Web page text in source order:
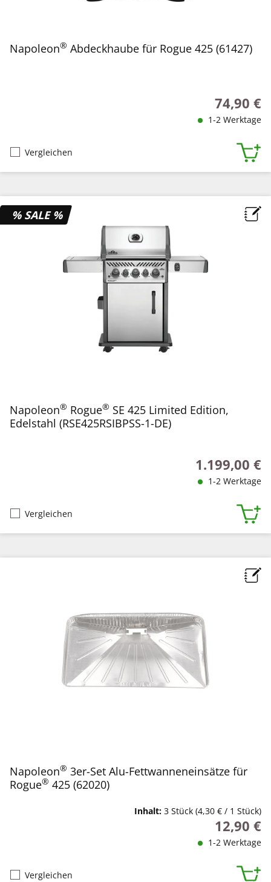
Napoleon® Abdeckhaube für Rogue 425 (61427)
Regulärer
74,90 €
1-2 Werktage
Vergleichen
% SALE %
Napoleon® Rogue® SE 425 Limited Edition,
Edelstahl (RSE425RSIBPSS-1-DE)
Regulärer
1.199,00 €
1-2 Werktage
Vergleichen
Napoleon® 3er-Set Alu-Fettwanneneinsätze für
Rogue® 425 (62020)
Inhalt: 3 Stück (4,30 € / 1 Stück)
Regulärer
12,90 €
1-2 Werktage
Vergleichen